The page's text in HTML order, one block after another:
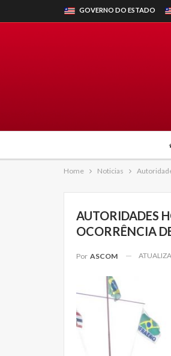
GOVERNO DO ESTADO
Home Noticias
AUTORIDADES
OCORRÊNCIA
Por ASCOM